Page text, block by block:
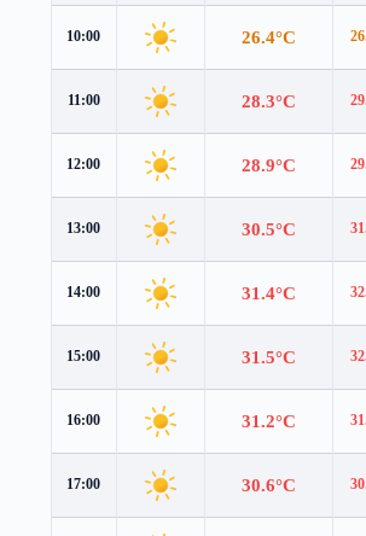
10:00 26.4°C
11:00 28.3°C
12:00 28.9°C
13:00 30.5°C
14:00 31.4°C
15:00 31.5°C
16:00 31.2°C
17:00 30.6°C